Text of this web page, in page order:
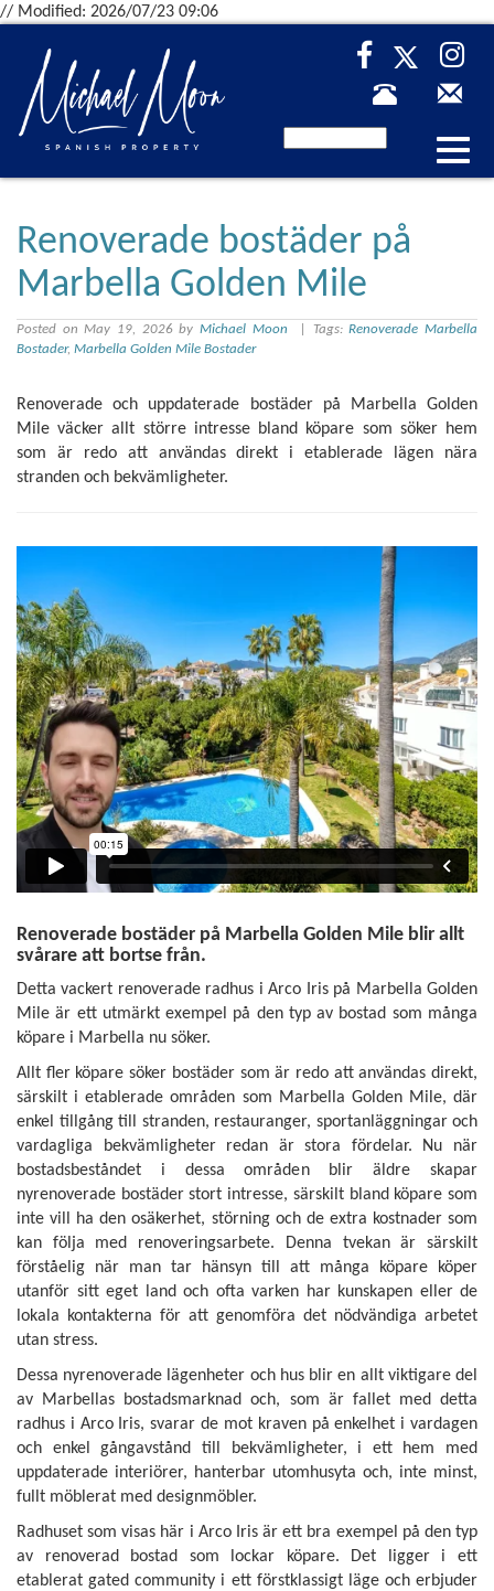
// Modified: 2026/07/23 09:06
Renoverade bostäder på
Marbella Golden Mile
Posted on May 19, 2026 by Michael Moon | Tags:Renoverade Marbella
Bostader, Marbella Golden Mile Bostader
Renoverade och uppdaterade bostäder på Marbella Golden
Mile väcker allt större intresse bland köpare som söker hem
som är redo att användas direkt i etablerade lägen nära
stranden och bekvämligheter.
Renoverade bostäder på Marbella Golden Mile blir allt
svårare att bortse från.
Detta vackert renoverade radhus i Arco Iris på Marbella Golden
Mile är ett utmärkt exempel på den typ av bostad som många
köpare i Marbella nu söker.
Allt fler köpare söker bostäder som är redo att användas direkt,
särskilt i etablerade områden som Marbella Golden Mile, där
enkel tillgång till stranden, restauranger, sportanläggningar och
vardagliga bekvämligheter redan är stora fördelar. Nu när
bostadsbeståndet i dessa områden blir äldre skapar
nyrenoverade bostäder stort intresse, särskilt bland köpare som
inte vill ha den osäkerhet, störning och de extra kostnader som
kan följa med renoveringsarbete. Denna tvekan är särskilt
förståelig när man tar hänsyn till att många köpare köper
utanför sitt eget land och ofta varken har kunskapen eller de
lokala kontakterna för att genomföra det nödvändiga arbetet
utan stress.
Dessa nyrenoverade lägenheter och hus blir en allt viktigare del
av Marbellas bostadsmarknad och, som är fallet med detta
radhus i Arco Iris, svarar de mot kraven på enkelhet i vardagen
och enkel gångavstånd till bekvämligheter, i ett hem med
uppdaterade interiörer, hanterbar utomhusyta och, inte minst,
fullt möblerat med designmöbler.
Radhuset som visas här i Arco Iris är ett bra exempel på den typ
av renoverad bostad som lockar köpare. Det ligger i ett
etablerat gated community i ett förstklassigt läge och erbjuder